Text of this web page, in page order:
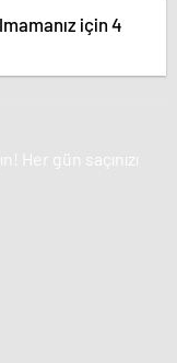
için 4